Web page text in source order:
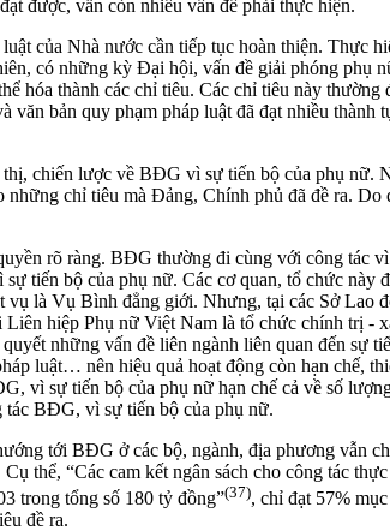
được, vẫn còn nhiều vấn đề phải thực hiện.
của Nhà nước cần tiếp tục hoàn thiện.
có những kỳ Đại hội, vấn đề giải phóng
hóa thành các chỉ tiêu. Các chỉ tiêu này
văn bản quy phạm pháp luật đã đạt nhiều
chiến lược về BĐG vì sự tiến bộ của phụ nữ.
chỉ tiêu mà Đảng, Chính phủ đã đề ra.
rõ ràng. BĐG thường đi cùng với công
tiến bộ của phụ nữ. Các cơ quan, tổ chức
là Vụ Bình đẳng giới. Nhưng, tại các Sở Lao
hiệp Phụ nữ Việt Nam là tổ chức chính trị
những vấn đề liên ngành liên quan đến sự
luật… nên hiệu quả hoạt động còn hạn chế,
vì sự tiến bộ của phụ nữ hạn chế cả về số
BĐG, vì sự tiến bộ của phụ nữ.
tới BĐG ở các bộ, ngành, địa phương vẫn
thể, “Các cam kết ngân sách cho công tác
trong tổng số 180 tỷ đồng”(37), chỉ đạt 57%
đề ra.